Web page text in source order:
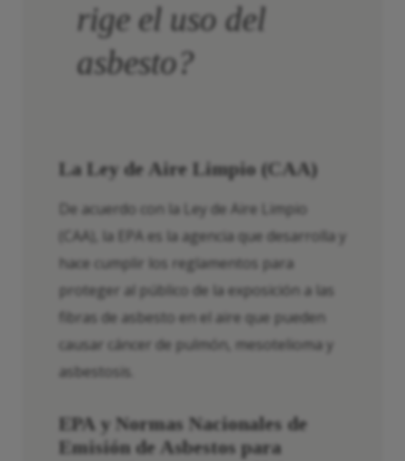
rige el uso del
asbesto?
La Ley de Aire Limpio (CAA)
De acuerdo con la Ley de Aire Limpio
(CAA), la EPA es la agencia que desarrolla y
hace cumplir los reglamentos para
proteger al público de la exposición a las
fibras de asbesto en el aire que pueden
causar cáncer de pulmón, mesotelioma y
asbestosis.
EPA y Normas Nacionales de
Emisión de Asbestos para